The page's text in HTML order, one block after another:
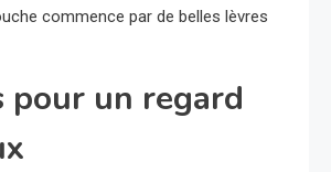
commence par de belles lèvres
pour un regard